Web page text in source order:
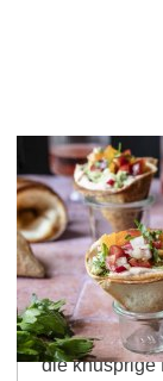
Tortilla
Tortilla
Verbindung
auch Augen
die knusprige